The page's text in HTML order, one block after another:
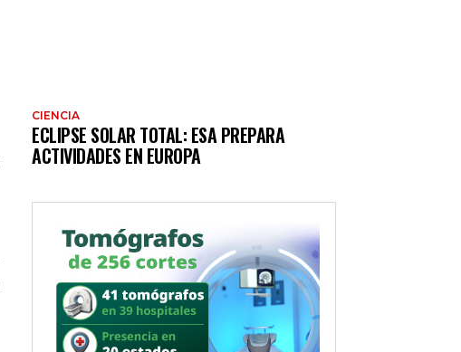
CIENCIA
ECLIPSE SOLAR TOTAL: ESA PREPARA
ACTIVIDADES EN EUROPA